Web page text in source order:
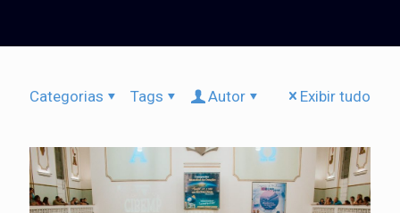
Categorias Tags Autor Exibir tudo